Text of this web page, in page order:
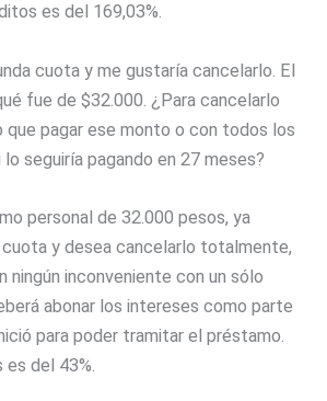
es del 169,03%.
cuota y me gustaría cancelarlo. El
fue de $32.000. ¿Para cancelarlo
pagar ese monto o con todos los
seguiría pagando en 27 meses?
personal de 32.000 pesos, ya
cuota y desea cancelarlo totalmente,
ningún inconveniente con un sólo
abonar los intereses como parte
para poder tramitar el préstamo.
del 43%.